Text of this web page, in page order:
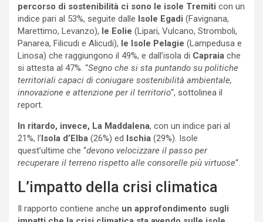
percorso di sostenibilità ci sono le isole Tremiti con un
indice pari al 53%, seguite dalle Isole Egadi (Favignana,
Marettimo, Levanzo), le Eolie (Lipari, Vulcano, Stromboli,
Panarea, Filicudi e Alicudi), le Isole Pelagie (Lampedusa e
Linosa) che raggiungono il 49%, e dall’isola di Capraia che
si attesta al 47%. “Segno che si sta puntando su politiche
territoriali capaci di coniugare sostenibilità ambientale,
innovazione e attenzione per il territorio“, sottolinea il
report.
In ritardo, invece, La Maddalena, con un indice pari al
21%, l’Isola d’Elba (26%) ed Ischia (29%). Isole
quest’ultime che “devono velocizzare il passo per
recuperare il terreno rispetto alle consorelle più virtuose“.
L’impatto della crisi climatica
Il rapporto contiene anche un approfondimento sugli